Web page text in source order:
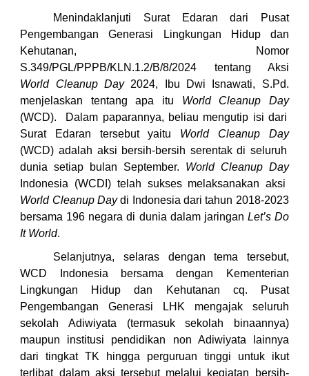
Menindaklanjuti Surat Edaran dari Pusat
Pengembangan Generasi Lingkungan Hidup dan
Kehutanan, Nomor
S.349/PGL/PPPB/KLN.1.2/B/8/2024 tentang Aksi
World Cleanup Day2024, Ibu Dwi Isnawati, S.Pd.
menjelaskan tentang apa itu World Cleanup Day
(WCD). Dalam paparannya, beliau mengutip isi dari
Surat Edaran tersebut yaitu World Cleanup Day
(WCD) adalah aksi bersih-bersih serentak di seluruh
dunia setiap bulan September. World Cleanup Day
Indonesia (WCDI) telah sukses melaksanakan aksi
World Cleanup Daydi Indonesia dari tahun 2018-2023
bersama 196 negara di dunia dalam jaringan Let’s Do
It World.
Selanjutnya, selaras dengan tema tersebut,
WCD Indonesia bersama dengan Kementerian
Lingkungan Hidup dan Kehutanan cq. Pusat
Pengembangan Generasi LHK mengajak seluruh
sekolah Adiwiyata (termasuk sekolah binaannya)
maupun institusi pendidikan non Adiwiyata lainnya
dari tingkat TK hingga perguruan tinggi untuk ikut
terlibat dalam aksi tersebut melalui kegiatan bersih-